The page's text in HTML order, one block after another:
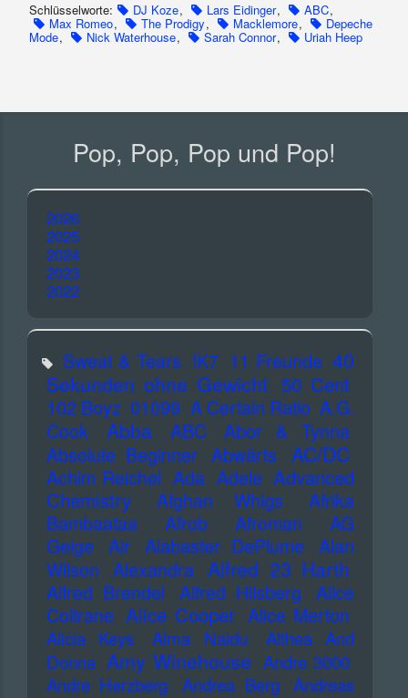
Schlüsselworte: DJ Koze, Lars Eidinger, ABC,
Max Romeo, The Prodigy, Macklemore, Depeche
Mode, Nick Waterhouse, Sarah Connor, Uriah Heep
Pop, Pop, Pop und Pop!
2026
2025
2024
2023
2022
Sweat & Tears !K7 11 Freunde 40
Sekunden ohne Gewicht 50 Cent
102 Boyz 01099 A Certain Ratio A.G.
Cook
Abba ABC
Abor & Tynna
Absolute Beginner Abwärts AC/DC
Achim Reichel Ada Adele Advanced
Chemistry
Afghan Whigs
Afrika
Bambaataa
Afrob Afroman
AG
Geige
Air Alabaster DePlume
Alan
Wilson Alexandra Alfred 23 Harth
Alfred Brendel Alfred Hilsberg
Alice
Coltrane Alice Cooper Alice Merton
Alicia Keys Alma Naidu
Althea And
Donna Amy Winehouse Andre 3000
Andre Herzberg
Andrea Berg
Andreas